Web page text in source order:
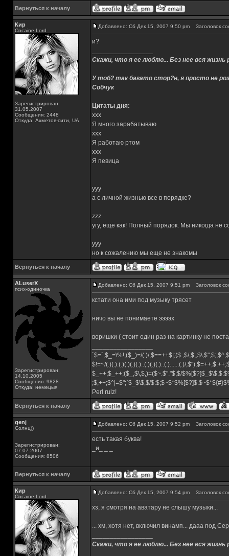
Вернуться к началу
Кир
Cocaine Lord
Зарегистрирован:
31.05.2007
Сообщения: 2448
Откуда: Ахметов-сити, UA
Добавлено: Сб Дек 15, 2007 9:50 pm Заголовок
и?
Скажи, что я ее люблю... Без нее вся жизнь
У тоб? так багато стор?н, я просто не
Собчук
Цитаты дня:
xxx
Я много зарабатываю
xxx
Я работаю ртом
xxx
Я певица
yyy
а с личной жизнью все в порядке?
zzz
угу, еще как! Полный порядок. Мы никогда не
yyy
но к сожалению мы еще не знакомы
Вернуться к началу
ALuserX
псих-одиночка
Зарегистрирован:
14.10.2005
Сообщения: 9828
Откуда: немецыя
Добавлено: Сб Дек 15, 2007 9:51 pm Заголовок
кстати она ими под музыку трясет
ничо вы не понимаете ээээх
воришки ( стоит один раз на картинку не
`$=`;$_=\%!;($_)=/(.)/;$==++$|;($.,$/
$!=~/(.)(.).(.)(.)(.)(.)..(.)(.)(.)..(.)......(.)/
$_++;$_++;($_,$\,$,)=($~.$"."$;$/
;$,++;$^|=$";`$_$\$,$/
Perl rulz!
Вернуться к началу
genj
Солнц))
Зарегистрирован:
07.07.2007
Сообщения: 8506
Добавлено: Сб Дек 15, 2007 9:52 pm Заголовок
есть такая буква!
_и_ _ _
Вернуться к началу
Кир
Cocaine Lord
Добавлено: Сб Дек 15, 2007 9:54 pm Заголовок
хз, я смотря на аватару не слышу музыки...
... хм, хотя нет, включил винамп... дааа под
Скажи, что я ее люблю... Без нее вся жизнь